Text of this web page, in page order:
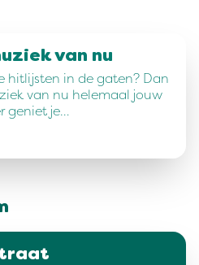
van nu
hitlijsten in de gaten? Dan
van nu helemaal jouw
geniet je…